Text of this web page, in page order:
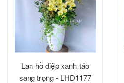
Lan hồ điệp xanh táo
sang trọng - LHD1177